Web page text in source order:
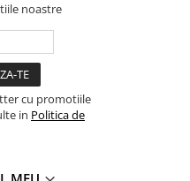
noastre
cu promotiile
in Politica de